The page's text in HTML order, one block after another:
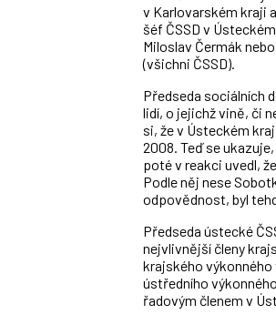
v Karlovarském kraji
šéf ČSSD v
Miloslav Čermák
(všichni ČSSD).
Předseda sociálních
lidí, o jejichž vině, či
si, že v Ústeckém
2008. Teď se
poté v reakci uvedl,
Podle něj nese
odpovědnost, byl
Předseda ústecké
nejvlivnější členy
krajského výkonného
ústředního
řadovým členem v